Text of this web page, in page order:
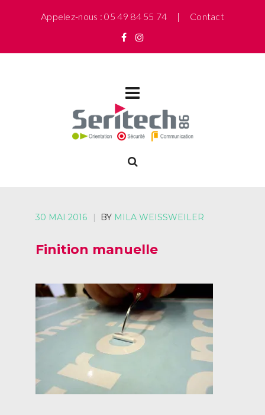
Appelez-nous : 05 49 84 55 74 | Contact
30 MAI 2016 | BY MILA WEISSWEILER
Finition manuelle